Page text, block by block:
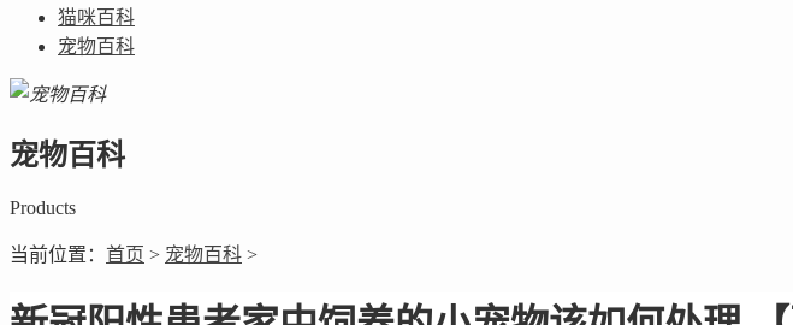
猫咪百科
宠物百科
宠物百科
Products
当前位置： 首页 > 宠物百科 >